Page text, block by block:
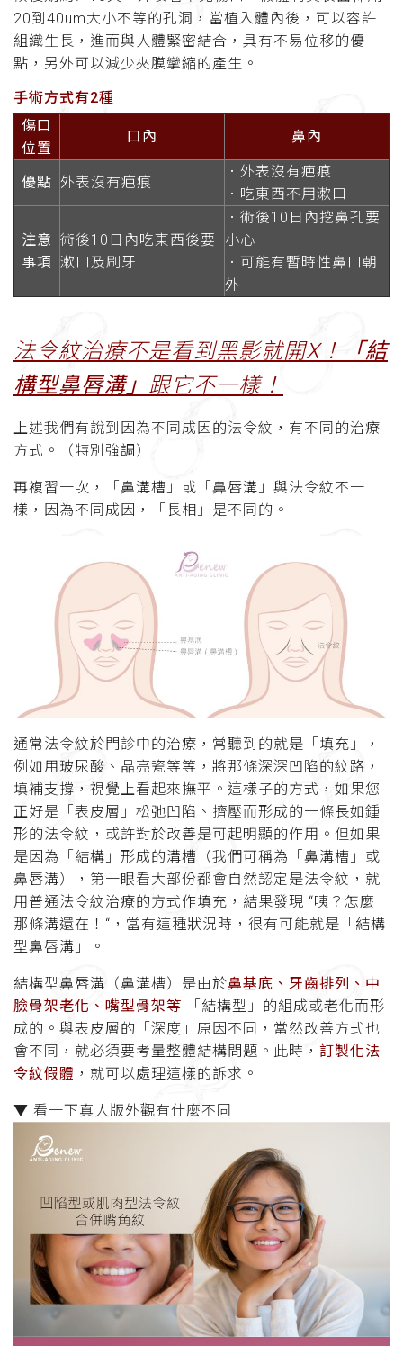
20到40um大小不等的孔洞，當植入體內後，可以容許
組織生長，進而與人體緊密結合，具有不易位移的優
點，另外可以減少夾膜攣縮的產生。
手術方式有2種
傷口
位置
口內 鼻內
優點 外表沒有疤痕
．外表沒有疤痕
．吃東西不用漱口
注意
事項
術後10日內吃東西後要
漱口及刷牙
．術後10日內挖鼻孔要
小心
．可能有暫時性鼻口朝
外
法令紋治療不是看到黑影就開X！
「結
構型鼻唇溝」 跟它不一樣！
上述我們有說到因為不同成因的法令紋，有不同的治療
方式。（特別強調）
再複習一次，「鼻溝槽」或「鼻唇溝」與法令紋不一
樣，因為不同成因，「長相」是不同的。
通常法令紋於門診中的治療，常聽到的就是「填充」，
例如用玻尿酸、晶亮瓷等等，將那條深深凹陷的紋路，
填補支撐，視覺上看起來撫平。這樣子的方式，如果您
正好是「表皮層」松弛凹陷、擠壓而形成的一條長如鍾
形的法令紋，或許對於改善是可起明顯的作用。但如果
是因為「結構」形成的溝槽（我們可稱為「鼻溝槽」或
鼻唇溝），第一眼看大部份都會自然認定是法令紋，就
用普通法令紋治療的方式作填充，結果發現 “咦？怎麼
那條溝還在！“，當有這種狀況時，很有可能就是「結構
型鼻唇溝」。
結構型鼻唇溝（鼻溝槽）是由於鼻基底、牙齒排列、中
臉骨架老化、嘴型骨架等 「結構型」的組成或老化而形
成的。與表皮層的「深度」原因不同，當然改善方式也
會不同，就必須要考量整體結構問題。此時， 訂製化法
令紋假體 ，就可以處理這樣的訴求。
▼ 看一下真人版外觀有什麼不同